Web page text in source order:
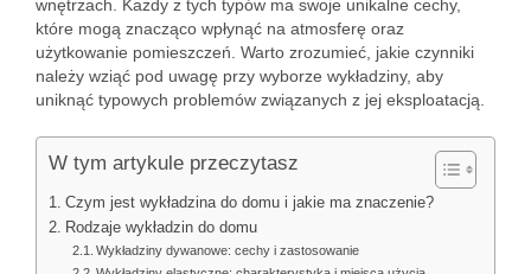
wnętrzach. Każdy z tych typów ma swoje unikalne cechy,
które mogą znacząco wpłynąć na atmosferę oraz
użytkowanie pomieszczeń. Warto zrozumieć, jakie czynniki
należy wziąć pod uwagę przy wyborze wykładziny, aby
uniknąć typowych problemów związanych z jej eksploatacją.
W tym artykule przeczytasz
Czym jest wykładzina do domu i jakie ma znaczenie?
Rodzaje wykładzin do domu
Wykładziny dywanowe: cechy i zastosowanie